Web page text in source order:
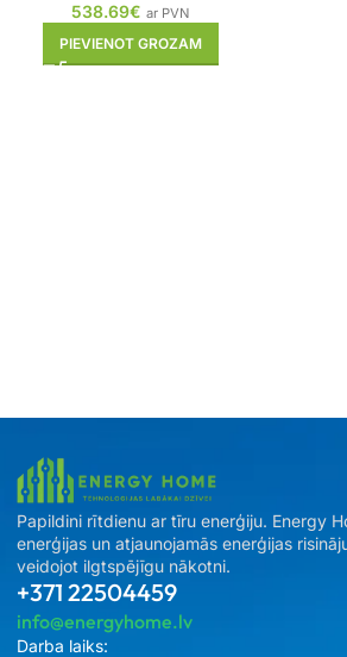
538.69€ ar PVN
PIEVIENOT GROZAM
Papildini rītdienu ar tīru enerģiju. Energy
enerģijas un atjaunojamās enerģijas
veidojot ilgtspējīgu nākotni.
+371 22504459
info@energyhome.lv
Darba laiks: